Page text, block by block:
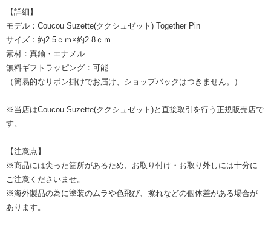
【詳細】
モデル：Coucou Suzette(ククシュゼット) Together Pin
サイズ：約2.5ｃｍ×約2.8ｃｍ
素材：真鍮・エナメル
無料ギフトラッピング：可能
（簡易的なリボン掛けでお届け、ショップバックはつきません。）
※当店はCoucou Suzette(ククシュゼット)と直接取引を行う正規販売店で
す。
【注意点】
※商品には尖った箇所があるため、お取り付け・お取り外しには十分に
ご注意くださいませ。
※海外製品の為に塗装のムラや色飛び、擦れなどの個体差がある場合が
あります。